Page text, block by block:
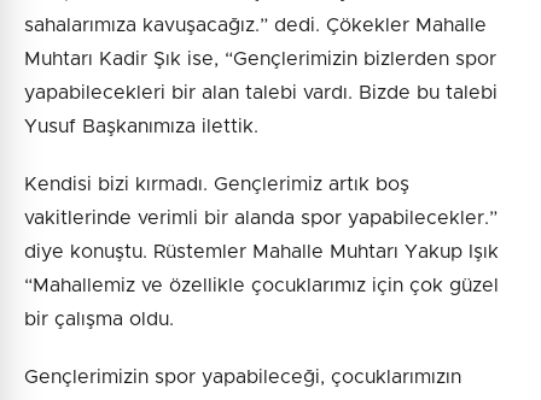
sahalarımıza kavuşacağız.” dedi. Çökekler Mahalle
Muhtarı Kadir Şık ise, “Gençlerimizin bizlerden spor
yapabilecekleri bir alan talebi vardı. Bizde bu talebi
Yusuf Başkanımıza ilettik.
Kendisi bizi kırmadı. Gençlerimiz artık boş
vakitlerinde verimli bir alanda spor yapabilecekler.”
diye konuştu. Rüstemler Mahalle Muhtarı Yakup Işık
“Mahallemiz ve özellikle çocuklarımız için çok güzel
bir çalışma oldu.
Gençlerimizin spor yapabileceği, çocuklarımızın